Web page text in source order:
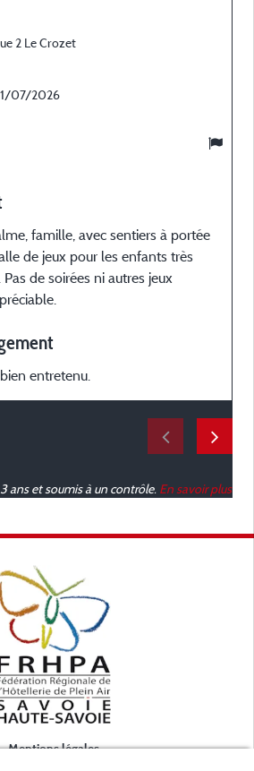
2 Le Crozet
07/2026
famille, avec sentiers à portée
de jeux pour les enfants très
de soirées ni autres jeux
entretenu.
ans et soumis à un contrôle. En savoir plus
Mentions légales